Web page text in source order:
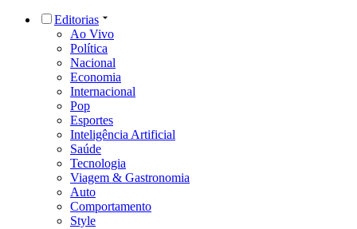
Editorias
Ao Vivo
Política
Nacional
Economia
Internacional
Pop
Esportes
Inteligência Artificial
Saúde
Tecnologia
Viagem & Gastronomia
Auto
Comportamento
Style